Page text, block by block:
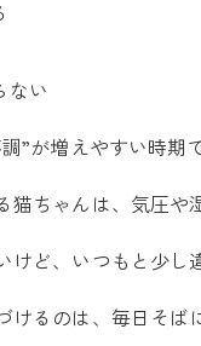
ない
”が増えやすい時期
猫ちゃんは、気圧や
けど、いつもと少し
けるのは、毎日そば